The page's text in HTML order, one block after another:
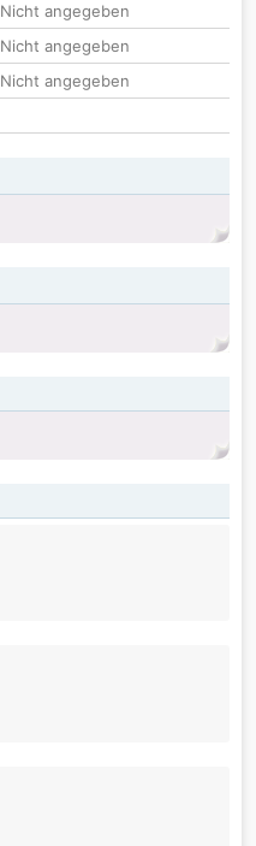
Nicht angegeben
Nicht angegeben
Nicht angegeben